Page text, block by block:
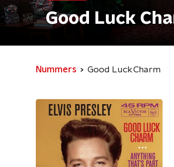
Good Luck
Nummers Good Luck Charm